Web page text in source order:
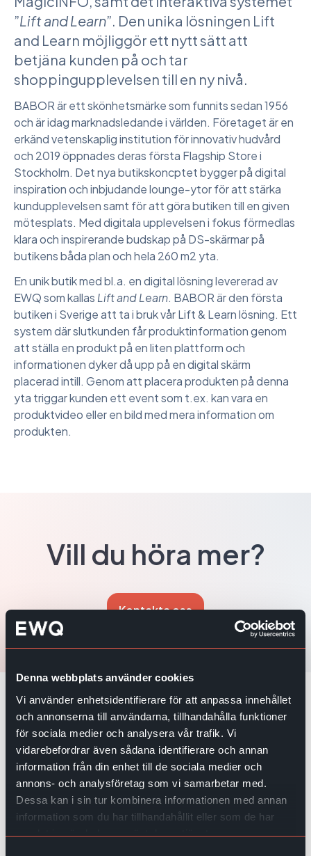
Denna webbplats använder cookies
Vi använder enhetsidentifierare för att anpassa innehållet
och annonserna till användarna, tillhandahålla funktioner
för sociala medier och analysera vår trafik. Vi
vidarebefordrar även sådana identifierare och annan
information från din enhet till de sociala medier och
annons- och analysföretag som vi samarbetar med.
Dessa kan i sin tur kombinera informationen med annan
information som du har tillhandahållit eller som de har
samlat in när du har använt deras tjänster.
”Lift and Learn”. Den unika lösningen Lift
and Learn möjliggör ett nytt sätt att
betjäna kunden på och tar
shoppingupplevelsen till en ny nivå.
BABOR är ett skönhetsmärke som funnits sedan 1956
och är idag marknadsledande i världen. Företaget är en
erkänd vetenskaplig institution för innovativ hudvård
och 2019 öppnades deras första Flagship Store i
Stockholm. Det nya butikskoncptet bygger på digital
inspiration och inbjudande lounge-ytor för att stärka
kundupplevelsen samt för att göra butiken till en given
mötesplats. Med digitala upplevelsen i fokus förmedlas
klara och inspirerande budskap på DS-skärmar på
butikens båda plan och hela 260 m2 yta.
En unik butik med bl.a. en digital lösning levererad av
EWQ som kallas Lift and Learn. BABOR är den första
butiken i Sverige att ta i bruk vår Lift & Learn lösning. Ett
system där slutkunden får produktinformation genom
att ställa en produkt på en liten plattform och
informationen dyker då upp på en digital skärm
placerad intill. Genom att placera produkten på denna
yta triggar kunden ett event som t.ex. kan vara en
produktvideo eller en bild med mera information om
produkten.
Vill du höra mer?
Kontakta oss
Utforska även våra
andra kundberättelser